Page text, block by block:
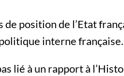
de position de l’Etat
interne française.
lié à un rapport à